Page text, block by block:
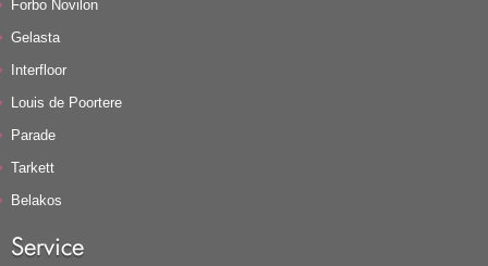
Forbo Novilon
Gelasta
Interfloor
Louis de Poortere
Parade
Tarkett
Belakos
Service